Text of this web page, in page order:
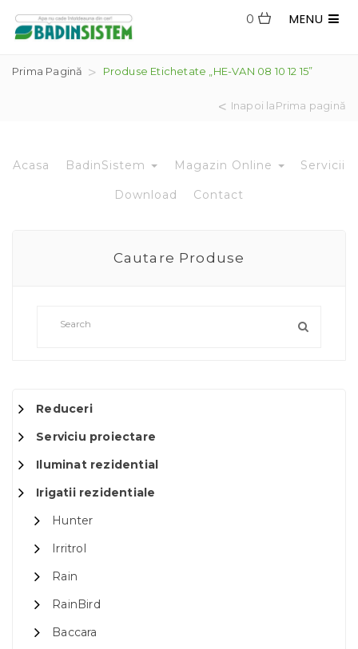
MENU
0
Prima Pagină Produse Etichetate „HE-VAN 08 10 12 15”
Inapoi laPrima pagină
Acasa BadinSistem Magazin Online Servicii
Download Contact
Cautare Produse
Reduceri
Serviciu proiectare
Iluminat rezidential
Irigatii rezidentiale
Hunter
Irritrol
Rain
RainBird
Baccara